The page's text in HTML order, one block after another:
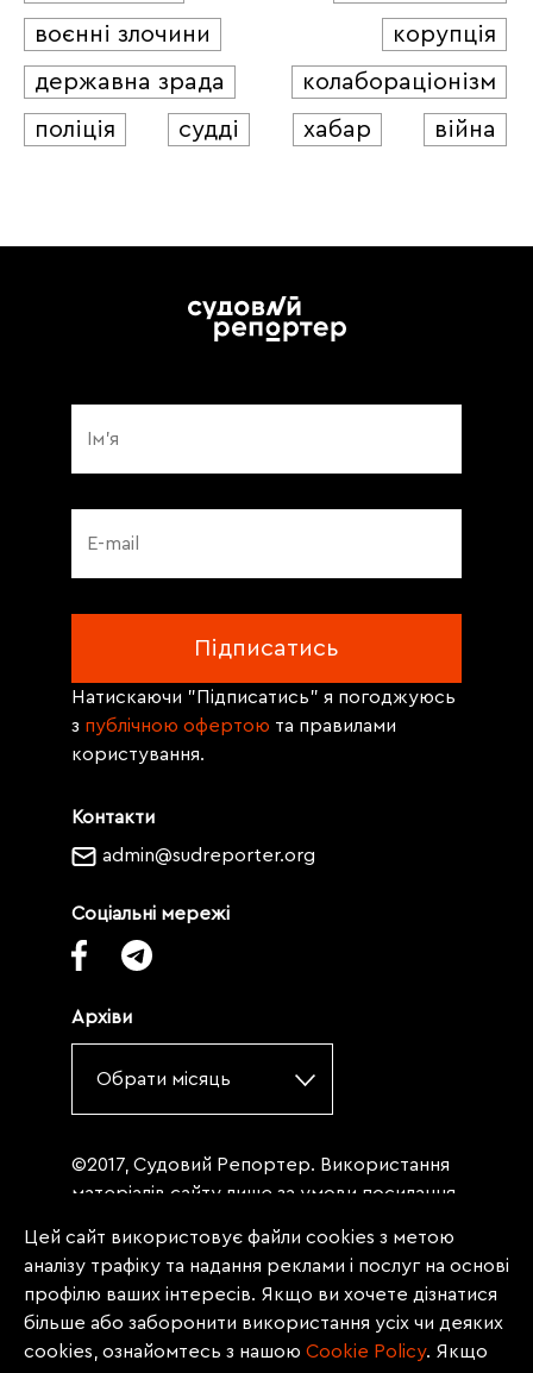
воєнні злочини
корупція
державна зрада
колабораціонізм
поліція
судді хабар війна
Контакти
admin@sudreporter.org
Соціальні мережі
Архіви
Обрати місяць
Натискаючи "Підписатись" я погоджуюсь
з публічною офертою та правилами
користування.
©2017, Судовий Репортер. Використання
матеріалів сайту лише за умови посилання
«Судовий репортер» не нижче третього
абзацу. Матеріали, щодо яких міститься
заборона на повну републікацію
(передрук, копіювання, відтворення або
інше використання), заборонено
Цей сайт використовує файли cookies з метою
аналізу трафіку та надання реклами і послуг на основі
профілю ваших інтересів. Якщо ви хочете дізнатися
більше або заборонити використання усіх чи деяких
cookies, ознайомтесь з нашою Сookie Policy. Якщо